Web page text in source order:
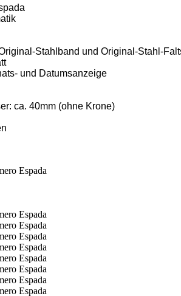
Stahlband und Original-Stahl-
und Datumsanzeige
ca. 40mm (ohne Krone)